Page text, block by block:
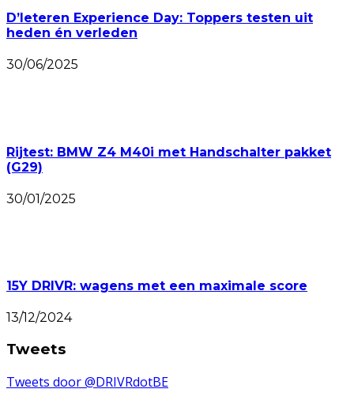
D’Ieteren Experience Day: Toppers testen uit
heden én verleden
30/06/2025
Rijtest: BMW Z4 M40i met Handschalter pakket
(G29)
30/01/2025
15Y DRIVR: wagens met een maximale score
13/12/2024
Tweets
Tweets door @DRIVRdotBE